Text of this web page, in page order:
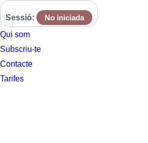
Sessió:
No iniciada
Qui som
Subscriu-te
Contacte
Tarifes